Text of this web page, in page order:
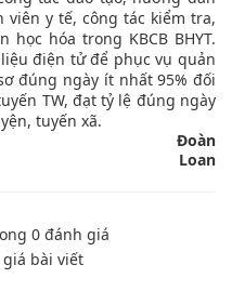
viên y tế, công tác kiểm tra,
hóa trong KBCB BHYT.
điện tử để phục vụ quản
đúng ngày ít nhất 95% đối
TW, đạt tỷ lệ đúng ngày
tuyến xã.
Đoàn
Loan
0 đánh giá
giá bài viết